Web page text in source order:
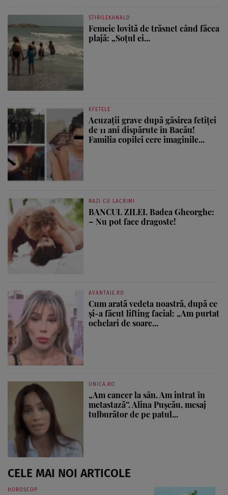
STIRILEKANALD
Femeie lovită de trăsnet când făcea
plajă: „Soțul ei...
KFETELE
Acuzații grave după găsirea fetiței
de 11 ani dispărute în Bacău!
Familia copilei cere imaginile...
RAZI CU LACRIMI
BANCUL ZILEI. Badea Gheorghe:
– Nu pot face dragoste!
AVANTAJE.RO
Cum arată vedeta noastră, după ce
și-a făcut lifting facial: „Am purtat
ochelari de soare...
UNICA.RO
„Am cancer la sân. Am intrat în
metastază”. Alina Pușcău, mesaj
tulburător de pe patul...
CELE MAI NOI ARTICOLE
HOROSCOP